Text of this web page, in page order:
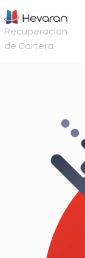
Recuperación
de Cartera